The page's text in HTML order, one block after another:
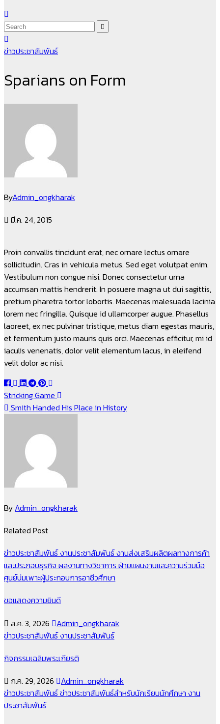
ข่าวประชาสัมพันธ์
Sparians on Form
ByAdmin_ongkharak
มี.ค. 24, 2015
Proin convallis tincidunt erat, nec ornare lectus ornare
sollicitudin. Cras in vehicula metus. Sed eget volutpat enim.
Vestibulum non congue nisi. Donec consectetur urna
accumsan mattis hendrerit. In posuere magna ut dui sagittis,
pretium pharetra tortor lobortis. Maecenas malesuada lacinia
lorem nec fringilla. Quisque id ullamcorper augue. Phasellus
laoreet, ex nec pulvinar tristique, metus diam egestas mauris,
et fermentum justo mauris quis orci. Maecenas efficitur, mi id
iaculis venenatis, dolor velit elementum lacus, in eleifend
velit dolor ac nisi.
แนะแนว
เรื่อง
Stricking Game
Smith Handed His Place in History
By Admin_ongkharak
Related Post
ข่าวประชาสัมพันธ์งานประชาสัมพันธ์งานส่งเสริมผลิตผลทางการค้า
และประกอบธุรกิจ ผลงานทางวิชาการ ฝ่ายแผนงานและความร่วมมือ
ศูนย์บ่มเพาะผู้ประกอบการอาชีวศึกษา
ขอแสดงความยินดี
ส.ค. 3, 2026
Admin_ongkharak
ข่าวประชาสัมพันธ์งานประชาสัมพันธ์
กิจกรรมเฉลิมพระเกียรติ
ก.ค. 29, 2026
Admin_ongkharak
ข่าวประชาสัมพันธ์ข่าวประชาสัมพันธ์สำหรับนักเรียนนักศึกษา งาน
ประชาสัมพันธ์